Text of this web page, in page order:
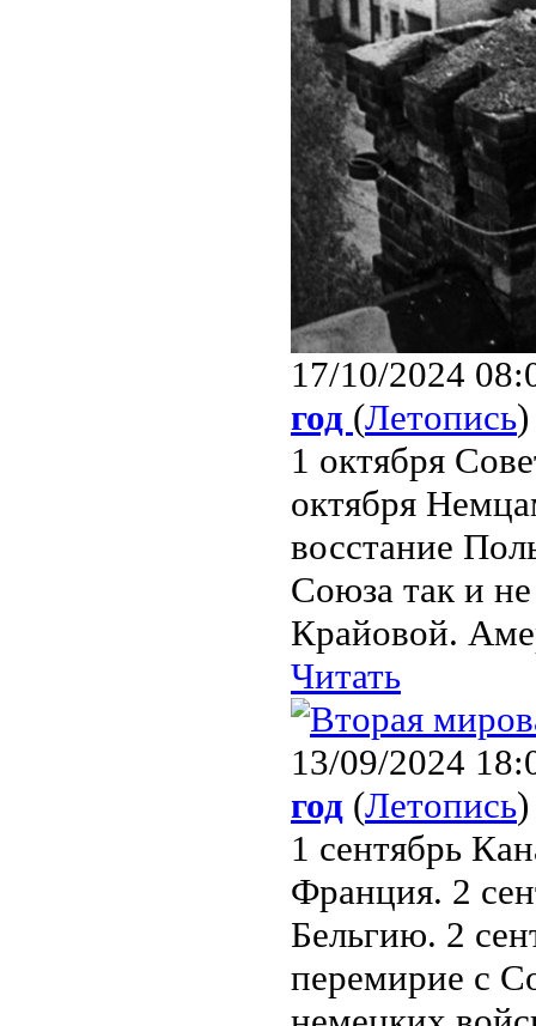
17/10/2024
год (Летопись)
1 октября
октября
восстание
Союза так и
Крайовой.
Читать
13/09/2024
год (Летопись)
1 сентябрь
Франция. 2
Бельгию. 2
перемирие с